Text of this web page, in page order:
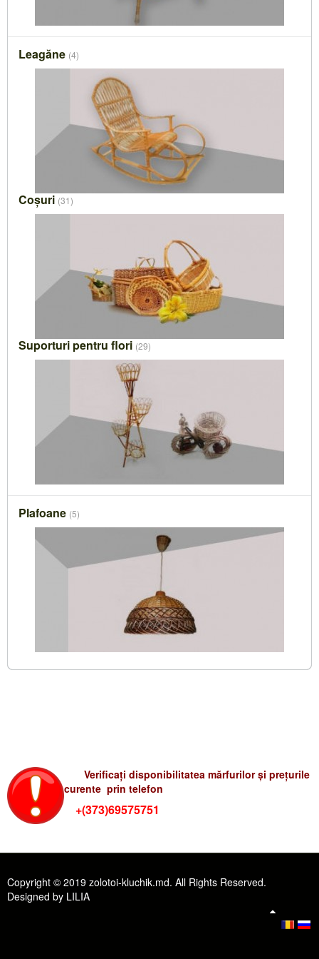
Leagăne (4)
Coșuri (31)
Suporturi pentru flori (29)
Plafoane (5)
Verificați disponibilitatea mărfurilor și prețurile
curente prin telefon
+(373)69575751
Copyright © 2019 zolotoi-kluchik.md. All Rights Reserved.
Designed by LILIA